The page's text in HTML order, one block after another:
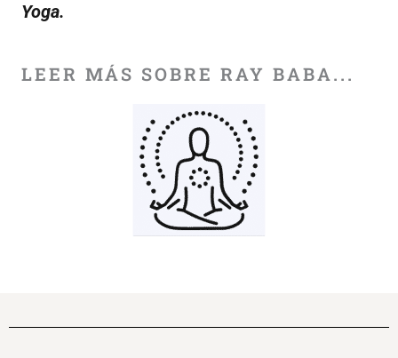
Yoga.
LEER MÁS SOBRE RAY BABA...